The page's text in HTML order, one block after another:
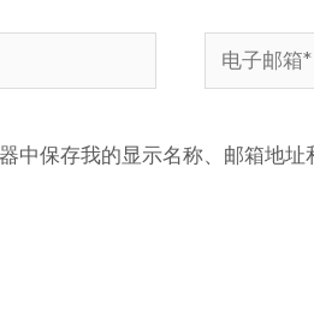
中保存我的显示名称、邮箱地址